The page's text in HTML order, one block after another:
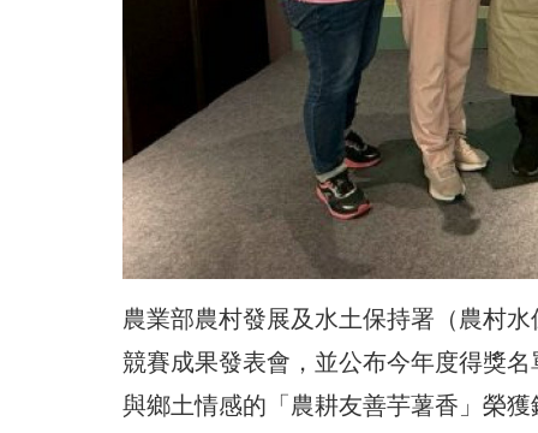
農業部農村發展及水土保持署（農村
競賽成果發表會，並公布今年度得獎
與鄉土情感的「農耕友善芋薯香」榮